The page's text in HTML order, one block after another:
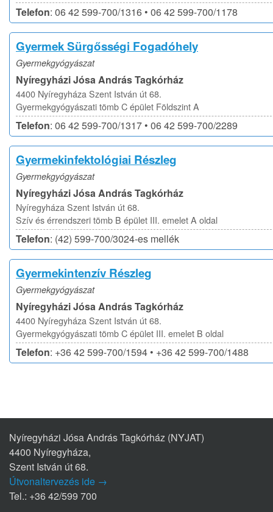
Telefon: 06 42 599-700/1316 • 06 42 599-700/1178
Gyermek Sürgősségi Fogadóhely
Gyermekgyógyászat
Nyíregyházi Jósa András Tagkórház
4400 Nyíregyháza Szent István út 68.
Gyermekgyógyászati tömb C épület Földszint A
Telefon: 06 42 599-700/1317 • 06 42 599-700/2289
Gyermekinfektológiai Részleg
Gyermekgyógyászat
Nyíregyházi Jósa András Tagkórház
Nyíregyháza Szent István út 68.
Szív és érrendszeri tömb B épület III. emelet A oldal
Telefon: (42) 599-700/3024-es mellék
Gyermekintenzív Részleg
Gyermekgyógyászat
Nyíregyházi Jósa András Tagkórház
4400 Nyíregyháza Szent István út 68.
Gyermekgyógyászati tömb C épület III. emelet B oldal
Telefon: +36 42 599-700/1594 • +36 42 599-700/1488
Nyíregyházi Jósa András Tagkórház (NYJAT)
4400 Nyíregyháza,
Szent István út 68.
Útvonaltervezés ide →
Tel.: +36 42/599 700